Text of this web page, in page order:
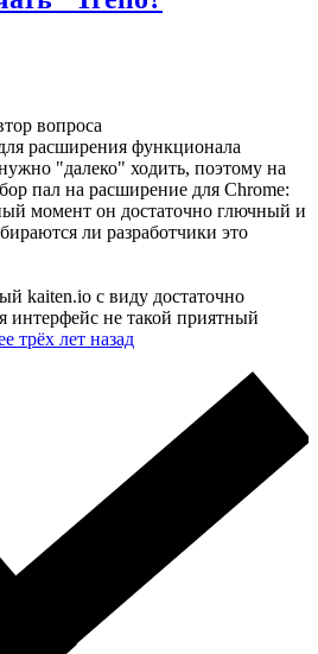
вопроса
расширения функционала
"далеко" ходить, поэтому на
пал на расширение для Chrome:
момент он достаточно глючный и
ли разработчики это
kaiten.io с виду достаточно
интерфейс не такой приятный
трёх лет назад